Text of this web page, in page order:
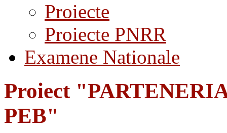
Proiecte
Proiecte PNRR
Examene Nationale
Proiect
PEB"